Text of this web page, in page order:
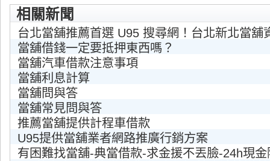
相關新聞
台北當舖推薦首選 U95 搜尋網！台北新北當舖
當舖借錢一定要抵押東西嗎？
當舖汽車借款注意事項
當舖利息計算
當舖問與答
當舖常見問與答
推薦當舖提供計程車借款
U95提供當舖業者網路推廣行銷方案
有困難找當舖-典當借款-求金援不丟臉-24h現金